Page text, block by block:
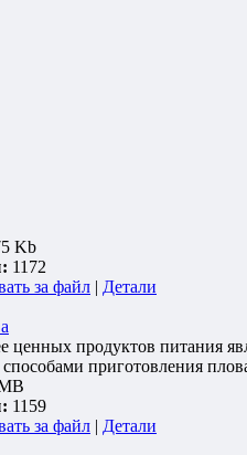
Kb
1172
за файл | Детали
ценных продуктов питания
приготовления
1159
за файл | Детали